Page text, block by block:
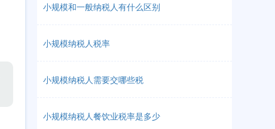
小规模和一般纳税人有什么区别
小规模纳税人税率
小规模纳税人需要交哪些税
小规模纳税人餐饮业税率是多少